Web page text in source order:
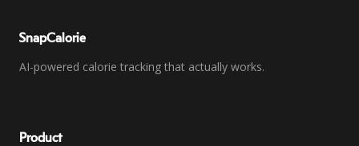
SnapCalorie
AI-powered calorie tracking that actually works.
Product